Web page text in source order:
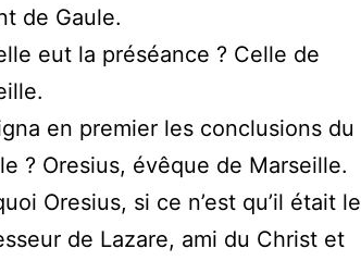
de Gaule.
eut la préséance ? Celle de
en premier les conclusions du
? Oresius, évêque de Marseille.
Oresius, si ce n’est qu’il était le
de Lazare, ami du Christ et